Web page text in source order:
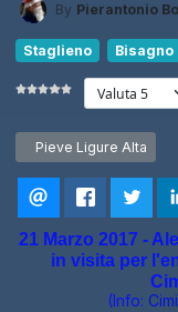
By Pierantonio
Staglieno Bisagno
Valuta
Articolo precedente:
Pieve Ligure Alta
21 Marzo 2017 -
in visita per
(Info: